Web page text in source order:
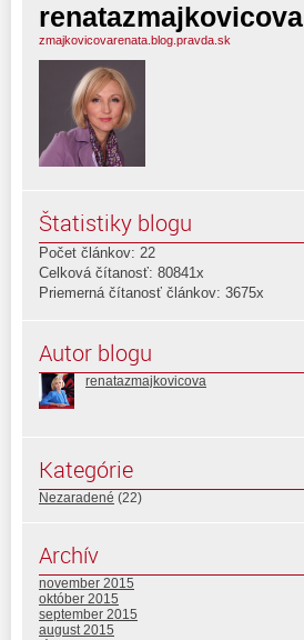
renatazmajkovicova
zmajkovicovarenata.blog.pravda.sk
Štatistiky blogu
Počet článkov: 22
Celková čítanosť: 80841x
Priemerná čítanosť článkov: 3675x
Autor blogu
renatazmajkovicova
Kategórie
Nezaradené (22)
Archív
november 2015
október 2015
september 2015
august 2015